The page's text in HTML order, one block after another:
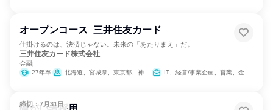
オープンコース_三井住友カード
仕掛けるのは、決済じゃない。未来の「あたりまえ」だ。
三井住友カード株式会社
金融
27年卒 北海道、宮城県、東京都、神奈川県、愛知県、大阪府、兵庫県、広島県、福岡県 IT、経営/事業企画、営業、金融専門職、バックオフィス・事務・受付、経理/税務/財務、人事、総務、商品企画、マーケティング・広告・宣伝、カスタマーサポート/コールセンター
締切：7月31日